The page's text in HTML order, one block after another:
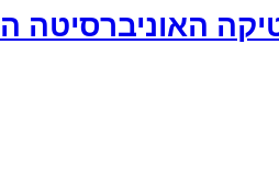
האוניברסיטה